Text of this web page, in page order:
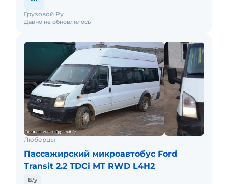
Давно не обновлялось
Грузовой Ру
Люберцы
Пассажирский микроавтобус Ford
Transit 2.2 TDCi MT RWD L4H2
Б/у